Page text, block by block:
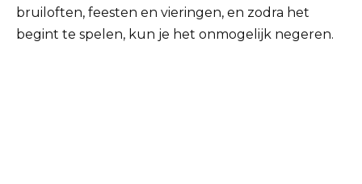
bruiloften, feesten en vieringen, en zodra het
begint te spelen, kun je het onmogelijk negeren.